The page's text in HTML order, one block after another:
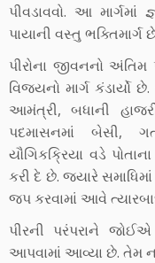
પીવડાવવો. આ
પાયાની વસ્તુ ભક્તિમાર્ગ
પીરોના જીવનનો
વિજયનો માર્ગ કંડાર્યો
આમંત્રી, બધાની
પદમાસનમાં બેસી,
યૌગિકક્રિયા વડે
કરી દે છે. જ્યારે
જપ કરવામાં આવે
પીરની પરંપરાને જોઈએ
આપવામાં આવ્યા છે. તેમ